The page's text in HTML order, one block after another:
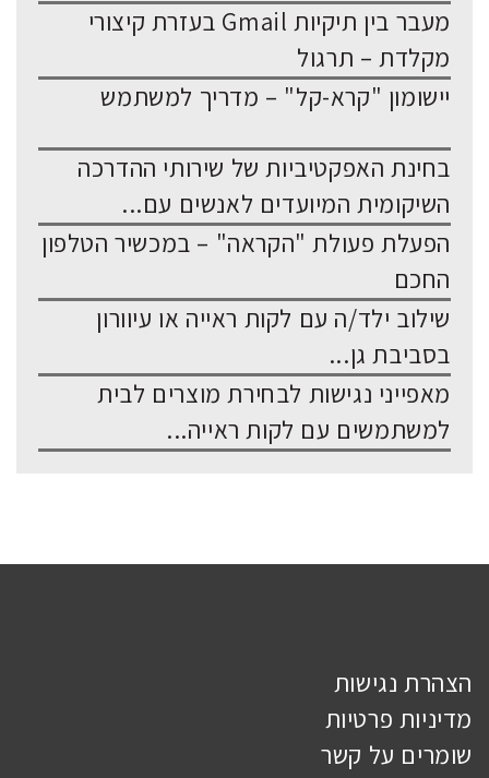
מעבר בין תיקיות Gmail בעזרת קיצורי
מקלדת – תרגול
יישומון "קרא-קל" – מדריך למשתמש
בחינת האפקטיביות של שירותי ההדרכה
השיקומית המיועדים לאנשים עם...
הפעלת פעולת "הקראה" – במכשיר הטלפון
החכם
שילוב ילד/ה עם לקות ראייה או עיוורון
בסביבת גן...
מאפייני נגישות לבחירת מוצרים לבית
למשתמשים עם לקות ראייה...
הצהרת נגישות
מדיניות פרטיות
שומרים על קשר